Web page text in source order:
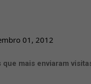
01, 2012
mais enviaram